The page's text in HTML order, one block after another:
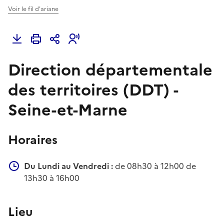
Voir le fil d'ariane
Direction départementale
des territoires (DDT) -
Seine-et-Marne
Horaires
Du Lundi au Vendredi :de 08h30 à 12h00 de
13h30 à 16h00
Lieu